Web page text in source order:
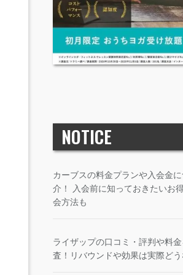
NOTICE
カーブスの料金プランや入会金
介！ 入会前に知っておきたいお
会方法も
ライザップの口コミ・評判や料
査！リバウンドや効果は実際どう